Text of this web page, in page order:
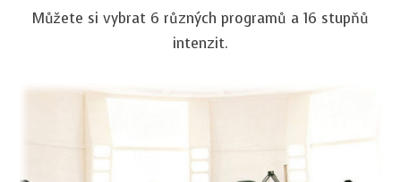
Můžete si vybrat 6 různých programů a 16 stupňů
intenzit.